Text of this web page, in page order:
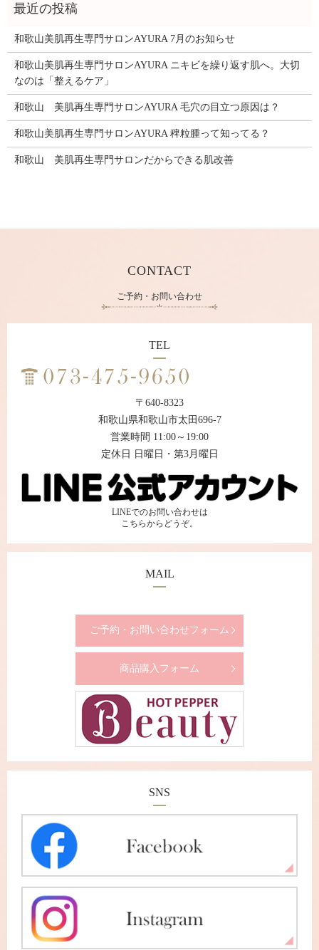
和歌山美肌再生専門サロンAYURA 7月のお知らせ
和歌山美肌再生専門サロンAYURA ニキビを繰り返す肌へ。大切
なのは「整えるケア」
和歌山 美肌再生専門サロンAYURA 毛穴の目立つ原因は？
和歌山美肌再生専門サロンAYURA 稗粒腫って知ってる？
和歌山 美肌再生専門サロンだからできる肌改善
CONTACT
ご予約・お問い合わせ
TEL
〒640-8323
和歌山県和歌山市太田696-7
営業時間 11:00～19:00
定休日 日曜日・第3月曜日
LINEでのお問い合わせは
こちらからどうぞ。
MAIL
ご予約・お問い合わせフォーム
商品購入フォーム
SNS